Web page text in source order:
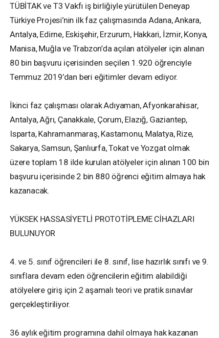
TÜBİTAK ve T3 Vakfı iş birliğiyle yürütülen Deneyap
Türkiye Projesi’nin ilk faz çalışmasında Adana, Ankara,
Antalya, Edirne, Eskişehir, Erzurum, Hakkari, İzmir, Konya,
Manisa, Muğla ve Trabzon’da açılan atölyeler için alınan
80 bin başvuru içerisinden seçilen 1.920 öğrenciyle
Temmuz 2019’dan beri eğitimler devam ediyor.
İkinci faz çalışması olarak Adıyaman, Afyonkarahisar,
Antalya, Ağrı, Çanakkale, Çorum, Elazığ, Gaziantep,
Isparta, Kahramanmaraş, Kastamonu, Malatya, Rize,
Sakarya, Samsun, Şanlıurfa, Tokat ve Yozgat olmak
üzere toplam 18 ilde kurulan atölyeler için alınan 100 bin
başvuru içerisinde 2 bin 880 öğrenci eğitim almaya hak
kazanacak.
YÜKSEK HASSASİYETLİ PROTOTİPLEME CİHAZLARI
BULUNUYOR
4. ve 5. sınıf öğrencileri ile 8. sınıf, lise hazırlık sınıfı ve 9.
sınıflara devam eden öğrencilerin eğitim alabildiği
atölyelere giriş için 2 aşamalı teori ve pratik sınavlar
gerçekleştiriliyor.
36 aylık eğitim programına dahil olmaya hak kazanan